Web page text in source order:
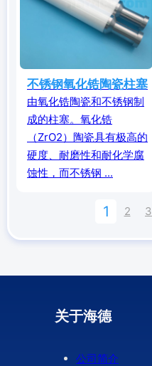
不锈钢氧化锆陶瓷柱塞
由氧化锆陶瓷和不锈钢制
成的柱塞。氧化锆
（ZrO2）陶瓷具有极高的
硬度、耐磨性和耐化学腐
蚀性，而不锈钢 ...
1 2 3
关于海德
公司简介